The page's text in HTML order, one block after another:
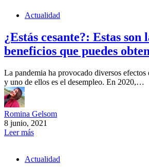
Actualidad
¿Estás cesante?: Estas son
beneficios que puedes
La pandemia ha provocado diversos efectos
y uno de ellos es el desempleo. En 2020,…
Romina Gelsom
8 junio, 2021
Leer más
Actualidad